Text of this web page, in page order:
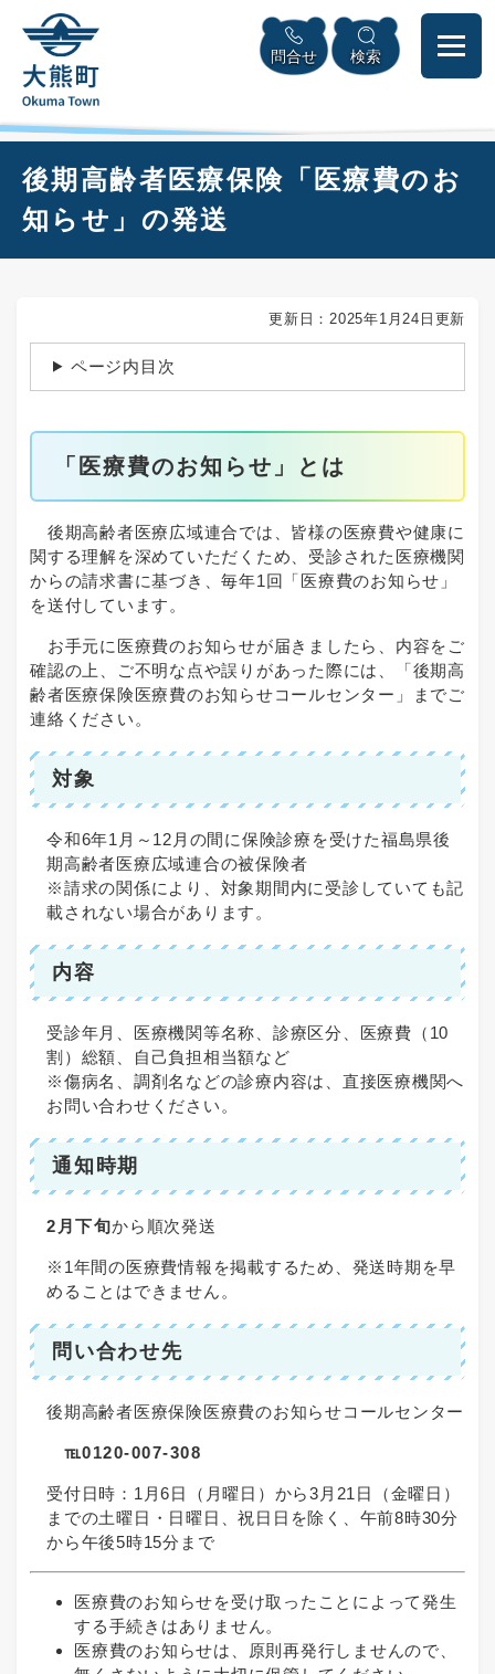
頭
メニューを飛ばして本文へ
問合せ 検索
後期高齢者医療保険「医療費のお
知らせ」の発送
更新日：2025年1月24日更新
ページ内目次
​「医療費のお知らせ」とは
後期高齢者医療広域連合では、皆様の医療費や健康に
関する理解を深めていただくため、受診された医療機関
からの請求書に基づき、毎年1回「医療費のお知らせ」
を送付しています。
お手元に医療費のお知らせが届きましたら、内容をご
確認の上、ご不明な点や誤りがあった際には、「後期高
齢者医療保険医療費のお知らせコールセンター」までご
連絡ください。
対象
令和6年1月～12月の間に保険診療を受けた福島県後
期高齢者医療広域連合の被保険者
※請求の関係により、対象期間内に受診していても記
載されない場合があります。
内容
受診年月、医療機関等名称、診療区分、医療費（10
割）総額、自己負担相当額など
※傷病名、調剤名などの診療内容は、直接医療機関へ
お問い合わせください。
通知時期
2月下旬から順次発送
※1年間の医療費情報を掲載するため、発送時期を早
めることはできません。
問い合わせ先
後期高齢者医療保険医療費のお知らせコールセンター
℡0120-007-308
受付日時：1月6日（月曜日）から3月21日（金曜日）
までの土曜日・日曜日、祝日日を除く、午前8時30分
から午後5時15分まで
​医療費のお知らせを受け取ったことによって発生
する手続きはありません。
​医療費のお知らせは、原則再発行しませんので、